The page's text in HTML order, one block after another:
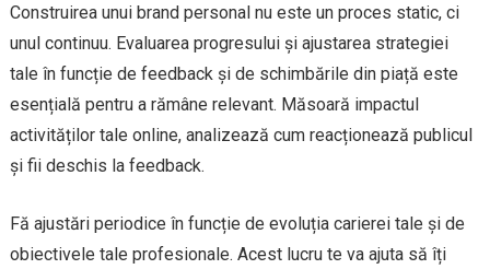
Construirea unui brand personal nu este un proces static, ci
unul continuu. Evaluarea progresului și ajustarea strategiei
tale în funcție de feedback și de schimbările din piață este
esențială pentru a rămâne relevant. Măsoară impactul
activităților tale online, analizează cum reacționează publicul
și fii deschis la feedback.
Fă ajustări periodice în funcție de evoluția carierei tale și de
obiectivele tale profesionale. Acest lucru te va ajuta să îți